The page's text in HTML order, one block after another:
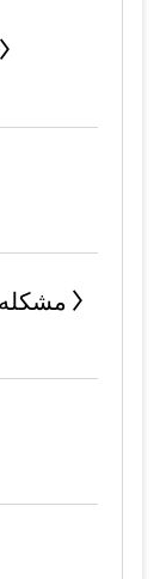
مشكله